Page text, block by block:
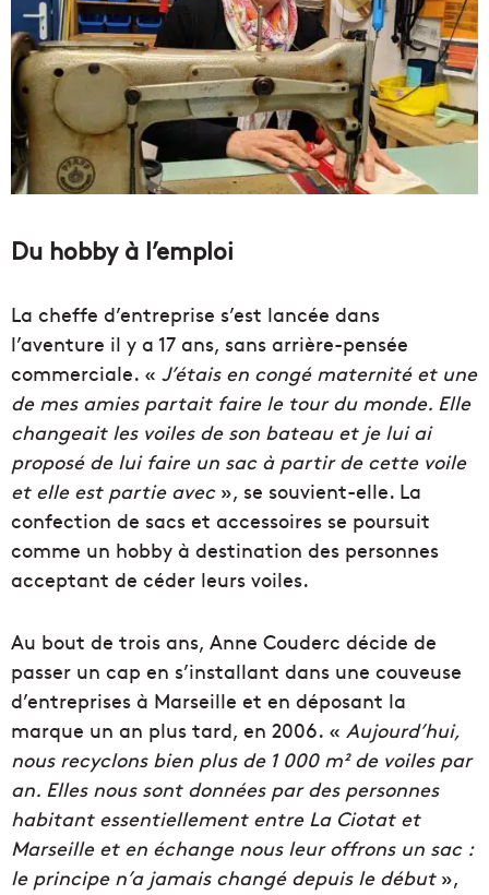
Du hobby à l’emploi
La cheffe d’entreprise s’est lancée dans
l’aventure il y a 17 ans, sans arrière-pensée
commerciale. « J’étais en congé maternité et une
de mes amies partait faire le tour du monde. Elle
changeait les voiles de son bateau et je lui ai
proposé de lui faire un sac à partir de cette voile
et elle est partie avec», se souvient-elle. La
confection de sacs et accessoires se poursuit
comme un hobby à destination des personnes
acceptant de céder leurs voiles.
Au bout de trois ans, Anne Couderc décide de
passer un cap en s’installant dans une couveuse
d’entreprises à Marseille et en déposant la
marque un an plus tard, en 2006. « Aujourd’hui,
nous recyclons bien plus de 1 000 m² de voiles par
an. Elles nous sont données par des personnes
habitant essentiellement entre La Ciotat et
Marseille et en échange nous leur offrons un sac :
le principe n’a jamais changé depuis le début»,